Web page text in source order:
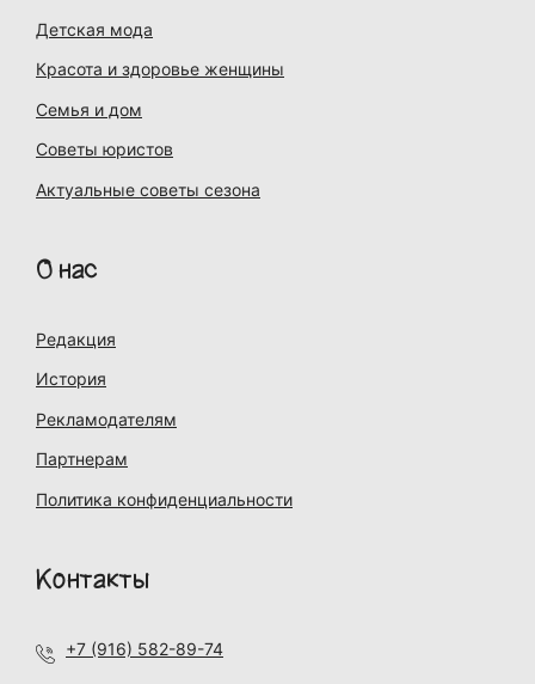
Детская мода
Красота и здоровье женщины
Семья и дом
Советы юристов
Актуальные советы сезона
О нас
Редакция
История
Рекламодателям
Партнерам
Политика конфиденциальности
Контакты
+7 (916) 582-89-74